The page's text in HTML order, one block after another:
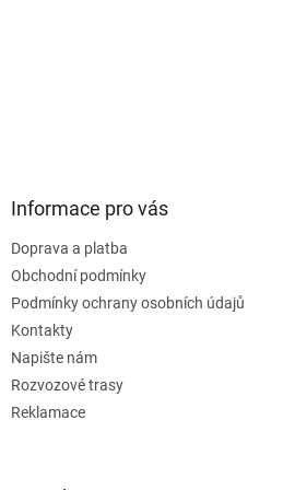
Informace pro vás
Doprava a platba
Obchodní podmínky
Podmínky ochrany osobních údajů
Kontakty
Napište nám
Rozvozové trasy
Reklamace